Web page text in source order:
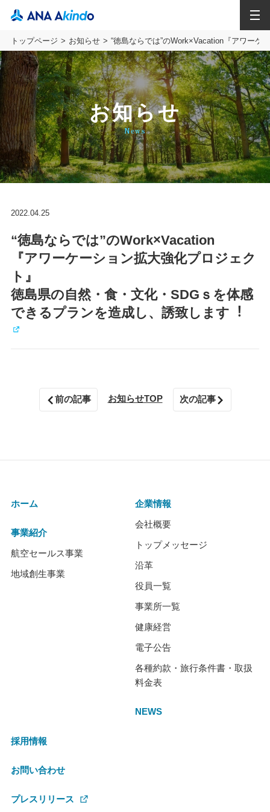
トップページ お知らせ “徳島ならでは”のWork×Vacation『アワー
お知らせ
News
2022.04.25
“徳島ならでは”のWork×Vacation
『アワーケーション拡大強化プロジェク
ト』
徳島県の自然・食・文化・SDGｓを体感
できるプランを造成し、誘致します︕
前の記事 お知らせTOP 次の記事
ホーム
事業紹介
航空セールス事業
地域創生事業
企業情報
会社概要
トップメッセージ
沿革
役員一覧
事業所一覧
健康経営
電子公告
各種約款・旅行条件書・取扱
料金表
NEWS
採用情報
お問い合わせ
プレスリリース